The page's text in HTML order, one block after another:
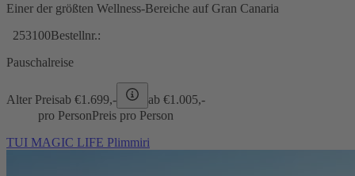
Einer der größten Wellness-Bereiche auf Gran Canaria
253100Bestellnr.:
Pauschalreise
Alter Preisab €1.699,- ab €1.005,-
pro PersonPreis pro Person
TUI MAGIC LIFE Plimmiri